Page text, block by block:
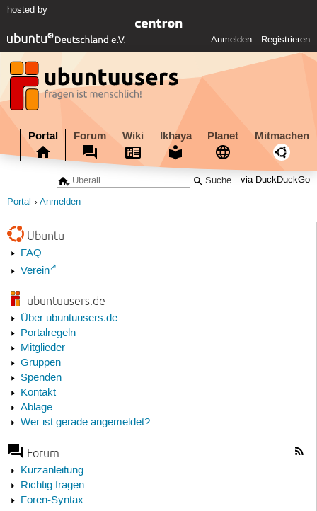
hosted by
Anmelden Registrieren
Portal Forum Wiki Ikhaya Planet Mitmachen
via DuckDuckGo
Portal Anmelden
Ubuntu
FAQ
Verein
ubuntuusers.de
Über ubuntuusers.de
Portalregeln
Mitglieder
Gruppen
Spenden
Kontakt
Ablage
Wer ist gerade angemeldet?
Forum
Kurzanleitung
Richtig fragen
Foren-Syntax